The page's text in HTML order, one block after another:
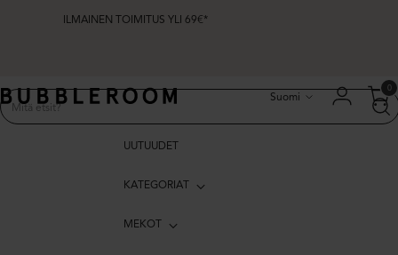
ILMAINEN TOIMITUS YLI 69€*
Suomi
0
UUTUUDET
KATEGORIAT
MEKOT